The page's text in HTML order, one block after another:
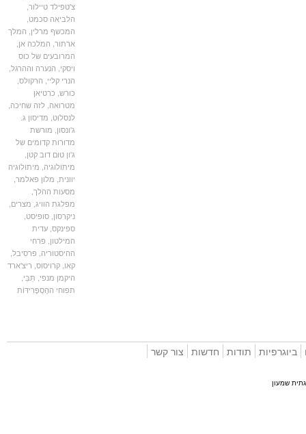
צ'טפילד טיילור,
הלביאה סכמט,
המכשף מרלין,המלך
ארתור,המלכה אן,
המרובעים של כוס
ויסקי,הנערה וההרגל,
הנרי קליי ,הרקולס,
כורש,כרטיאן
מטרואה,לזה שחיכה,
לנסלוט,מדיסון ג.
ג'ונסון,מורשת
מדורות קדומים של
ג'ון טום דוב קטן,
מיתולוגיה,מיתולוגיה
יוונית,מלון פאלמר,
מסעות ההלך,
מפלגת הוויג ,מצרים,
ניקרסון,סופיסט,
ספינקס,עדית
המילטון,פרחי
ההיסטוריה,פרסיבל,
,קרויסוס,ריצ'ארד
היקמן מנפי,תֵּבֵּי
תפוחי ההֶסְפֶּרִידּוֹת
תודות חדשות צור קשר
שמעון